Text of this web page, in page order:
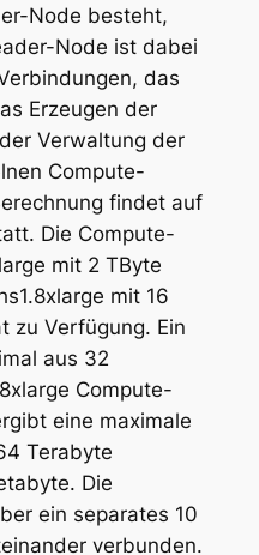
Node besteht,
Node ist dabei
das
Erzeugen der
Verwaltung der
Compute-
findet auf
Die Compute-
mit 2 TByte
mit 16
zu Verfügung. Ein
aus 32
Compute-
eine maximale
Terabyte
Die
ein separates 10
verbunden.